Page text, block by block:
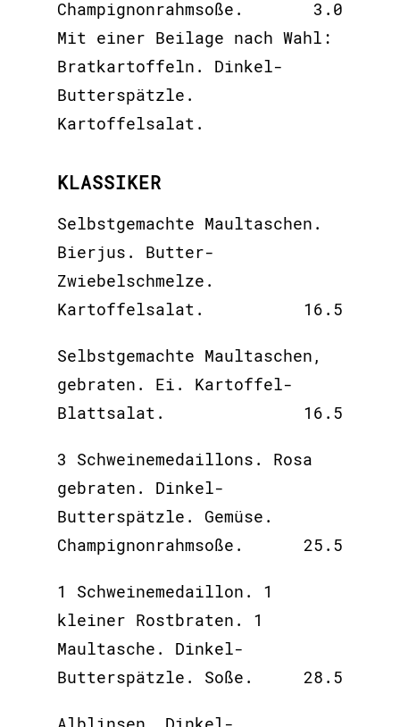
Champignonrahmsoße.
3.0
Mit einer Beilage nach Wahl:
Bratkartoffeln. Dinkel-
Butterspätzle.
Kartoffelsalat.
KLASSIKER
Selbstgemachte Maultaschen.
Bierjus. Butter-
Zwiebelschmelze.
Kartoffelsalat.
16.5
Selbstgemachte Maultaschen,
gebraten. Ei. Kartoffel-
Blattsalat.
16.5
3 Schweinemedaillons. Rosa
gebraten. Dinkel-
Butterspätzle. Gemüse.
Champignonrahmsoße.
25.5
1 Schweinemedaillon. 1
kleiner Rostbraten. 1
Maultasche. Dinkel-
Butterspätzle. Soße.
28.5